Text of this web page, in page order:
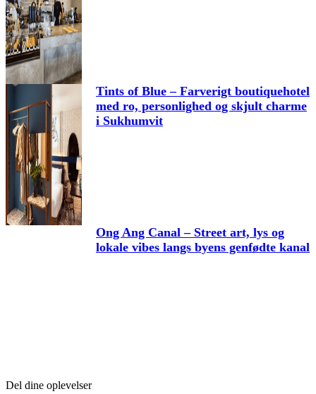
Tints of Blue – Farverigt boutiquehotel
med ro, personlighed og skjult charme
i Sukhumvit
Ong Ang Canal – Street art, lys og
lokale vibes langs byens genfødte kanal
Del dine oplevelser